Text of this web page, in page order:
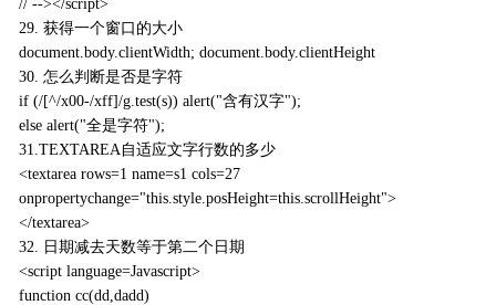
// --></script>
29. 获得一个窗口的大小
document.body.clientWidth; document.body.clientHeight
30. 怎么判断是否是字符
if (/[^/x00-/xff]/g.test(s)) alert("含有汉字");
else alert("全是字符");
31.TEXTAREA自适应文字行数的多少
<textarea rows=1 name=s1 cols=27
onpropertychange="this.style.posHeight=this.scrollHeight">
</textarea>
32. 日期减去天数等于第二个日期
<script language=Javascript>
function cc(dd,dadd)